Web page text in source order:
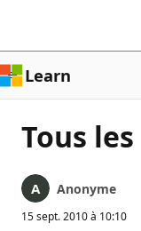
Learn
Tous
Anonyme
15 sept. 2010 à 10:10